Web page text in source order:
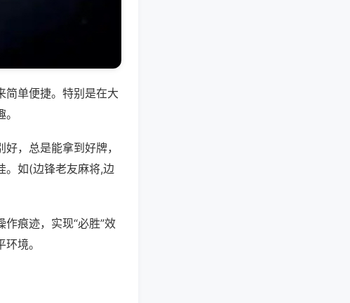
简单便捷。特别是在大
，总是能拿到好牌，
。如(边锋老友麻将,边
痕迹，实现“必胜”效
境。